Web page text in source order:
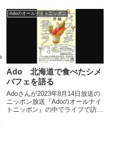
ーク。ディズニー大好きなAdoさ
んが自身のパーク内での過ごし方
について話していました。
Adoのオールナイトニッポン
Ado 北海道で食べたシメ
パフェを語る
Adoさんが2023年8月14日放送の
ニッポン放送『Adoのオールナイ
トニッポン』の中でライブで訪れ